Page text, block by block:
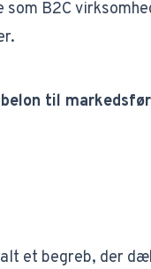
som B2C
til
et begreb, der